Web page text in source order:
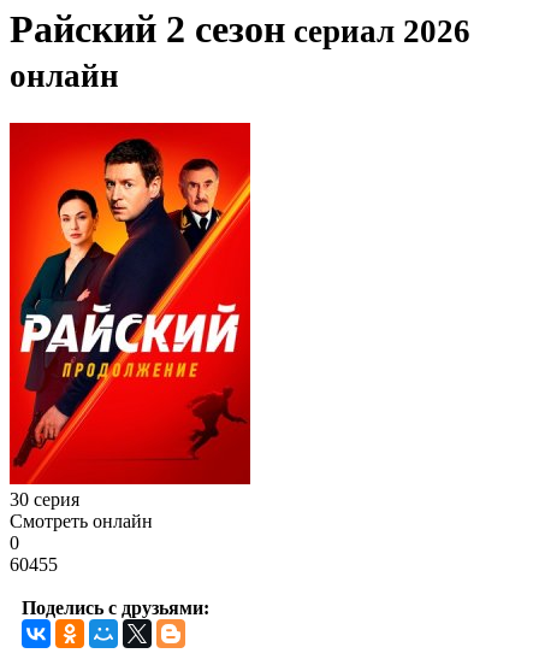
Райский 2 сезон сериал 2026
онлайн
30 серия
Смотреть онлайн
0
60455
Поделись с друзьями: